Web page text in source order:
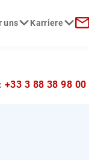
uns Karriere
+33 3 88 38 98 00